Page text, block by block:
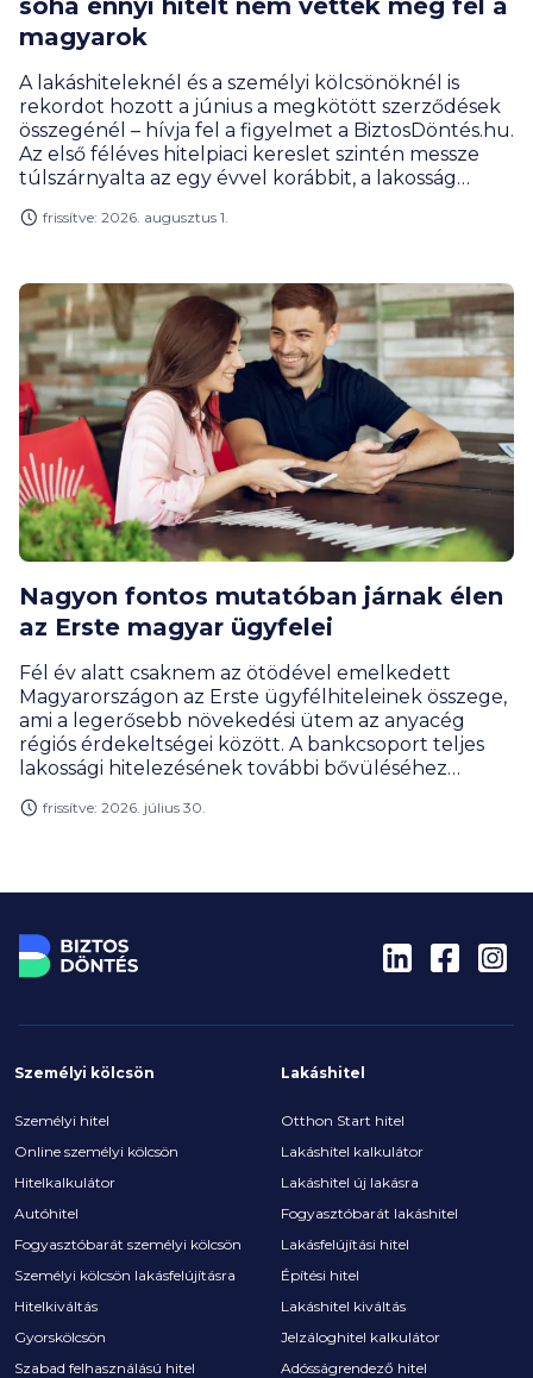
soha ennyi hitelt nem vettek még fel a
magyarok
A lakáshiteleknél és a személyi kölcsönöknél is
rekordot hozott a június a megkötött szerződések
összegénél – hívja fel a figyelmet a BiztosDöntés.hu.
Az első féléves hitelpiaci kereslet szintén messze
túlszárnyalta az egy évvel korábbit, a lakosság
milliárd forint közelében mozog.
frissítve: 2026. augusztus 1.
Nagyon fontos mutatóban járnak élen
az Erste magyar ügyfelei
Fél év alatt csaknem az ötödével emelkedett
Magyarországon az Erste ügyfélhiteleinek összege,
ami a legerősebb növekedési ütem az anyacég
régiós érdekeltségei között. A bankcsoport teljes
lakossági hitelezésének további bővüléséhez
kereslet élénkülése.
frissítve: 2026. július 30.
Személyi kölcsön
Személyi hitel
Online személyi kölcsön
Hitelkalkulátor
Autóhitel
Fogyasztóbarát személyi kölcsön
Személyi kölcsön lakásfelújításra
Hitelkiváltás
Gyorskölcsön
Szabad felhasználású hitel
Lakáshitel
Otthon Start hitel
Lakáshitel kalkulátor
Lakáshitel új lakásra
Fogyasztóbarát lakáshitel
Lakásfelújítási hitel
Építési hitel
Lakáshitel kiváltás
Jelzáloghitel kalkulátor
Adósságrendező hitel